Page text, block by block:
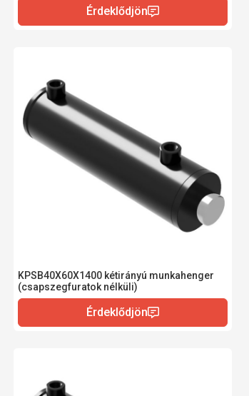
KPSB40X60X1400 kétirányú munkahenger
(csapszegfuratok nélküli)